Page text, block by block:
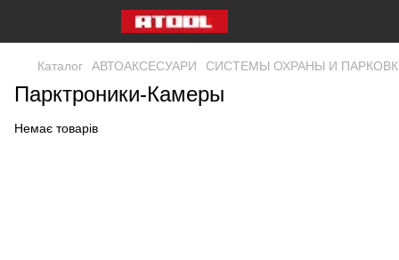
Каталог АВТОАКСЕСУАРИ СИСТЕМЫ ОХРАНЫ И
Парктроники-Камеры
Немає товарів